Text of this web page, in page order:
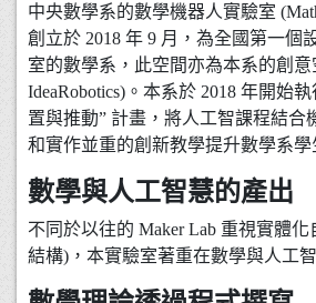
中央數學系的數學機器人實驗室
創立於 2018 年 9 月，為全國第一個
室的數學系，此空間亦為本系的創
IdeaRobotics)。本系於 2018 年開始
置與推動” 計畫，將人工智課程結合
和實作並重的創新教學提升數學系學
數學與人工智慧的產出
不同於以往的 Maker Lab 重視實體
結構)，本實驗室著重在數學與人工